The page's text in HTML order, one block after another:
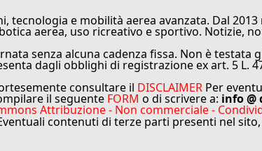
e mobilità aerea avanzata. Dal 2013
aerea, uso ricreativo e sportivo. Notizie,
senza alcuna cadenza fissa. Non è testata
dagli obblighi di registrazione ex art. 5 L.
consultare il DISCLAIMER Per
il seguente FORM o di scrivere a: info
Attribuzione - Non commerciale -
contenuti di terze parti presenti nel